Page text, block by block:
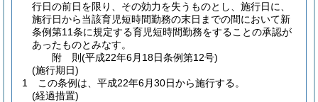
行日の前日を限り、その効力を失うものとし、施行日に、
施行日から当該育児短時間勤務の末日までの間において新
条例第11条に規定する育児短時間勤務をすることの承認が
あったものとみなす。
附 則(平成22年6月18日条例第12号)
(施行期日)
1
この条例は、平成22年6月30日から施行する。
(経過措置)